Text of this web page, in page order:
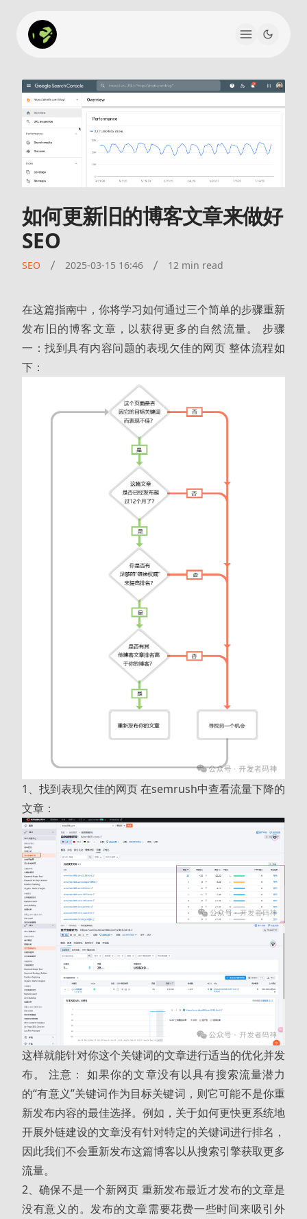
如何更新旧的博客文章来做好
SEO
SEO 2025-03-15 16:46 12 min read
在这篇指南中，你将学习如何通过三个简单的步骤重新
发布旧的博客文章，以获得更多的自然流量。 步骤
一：找到具有内容问题的表现欠佳的网页 整体流程如
下：
1、找到表现欠佳的网页 在semrush中查看流量下降的
文章：
这样就能针对你这个关键词的文章进行适当的优化并发
布。 注意： 如果你的文章没有以具有搜索流量潜力
的“有意义”关键词作为目标关键词，则它可能不是你重
新发布内容的最佳选择。例如，关于如何更快更系统地
开展外链建设的文章没有针对特定的关键词进行排名，
因此我们不会重新发布这篇博客以从搜索引擎获取更多
流量。
2、确保不是一个新网页 重新发布最近才发布的文章是
没有意义的。发布的文章需要花费一些时间来吸引外